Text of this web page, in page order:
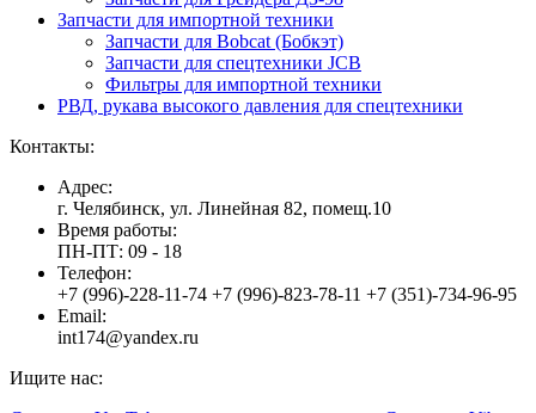
Запчасти для импортной техники
Запчасти для Bobcat (Бобкэт)
Запчасти для спецтехники JCB
Фильтры для импортной техники
РВД, рукава высокого давления для спецтехники
Контакты:
Адрес:
г. Челябинск, ул. Линейная 82, помещ.10
Время работы:
ПН-ПТ: 09 - 18
Телефон:
+7 (996)-228-11-74 +7 (996)-823-78-11 +7 (351)-734-96-95
Email:
int174@yandex.ru
Ищите нас: